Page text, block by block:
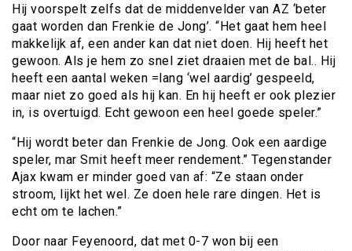
Hij voorspelt zelfs dat de middenvelder van AZ ‘beter
gaat worden dan Frenkie de Jong’. “Het gaat hem heel
makkelijk af, een ander kan dat niet doen. Hij heeft het
gewoon. Als je hem zo snel ziet draaien met de bal.. Hij
heeft een aantal weken =lang ‘wel aardig’ gespeeld,
maar niet zo goed als hij kan. En hij heeft er ook plezier
in, is overtuigd. Echt gewoon een heel goede speler.”
“Hij wordt beter dan Frenkie de Jong. Ook een aardige
speler, mar Smit heeft meer rendement.” Tegenstander
Ajax kwam er minder goed van af: “Ze staan onder
stroom, lijkt het wel. Ze doen hele rare dingen. Het is
echt om te lachen.”
Door naar Feyenoord, dat met 0-7 won bij een